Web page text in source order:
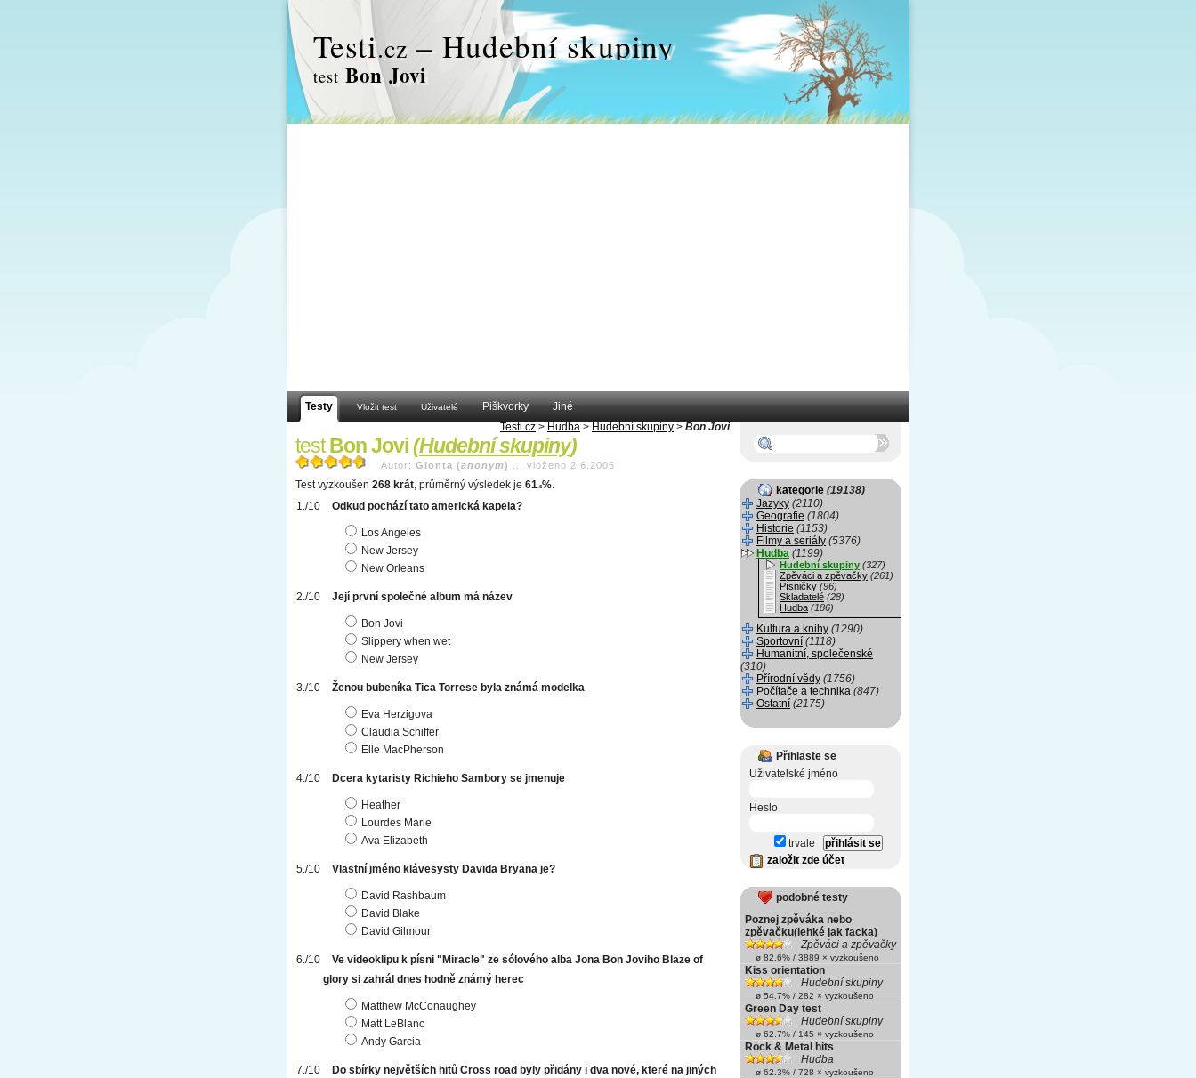
Testi.cz – Hudební skupiny
test Bon Jovi
Testy Vložit test Uživatelé Piškvorky
Jiné
Testi.cz > Hudba > Hudební skupiny > Bon Jovi
testBon Jovi(Hudební skupiny)
Autor: Gionta (anonym) vloženo 2.6.2006
Test vyzkoušen 268 krát, průměrný výsledek je 61 .6%.
Odkud pochází tato americká kapela?
Los Angeles
New Jersey
New Orleans
Její první společné album má název
Bon Jovi
Slippery when wet
New Jersey
Ženou bubeníka Tica Torrese byla známá modelka
Eva Herzigova
Claudia Schiffer
Elle MacPherson
Dcera kytaristy Richieho Sambory se jmenuje
Heather
Lourdes Marie
Ava Elizabeth
Vlastní jméno klávesysty Davida Bryana je?
David Rashbaum
David Blake
David Gilmour
Ve videoklipu k písni "Miracle" ze sólového alba Jona Bon Joviho Blaze of
glory si zahrál dnes hodně známý herec
Matthew McConaughey
Matt LeBlanc
Andy Garcia
Do sbírky největších hitů Cross road byly přidány i dva nové, které na jiných
kategorie (19138)
Jazyky (2110)
Geografie (1804)
Historie (1153)
Filmy a seriály (5376)
Hudba (1199)
Hudební skupiny (327)
Zpěváci a zpěvačky (261)
Písničky (96)
Skladatelé (28)
Hudba (186)
Kultura a knihy (1290)
Sportovní (1118)
Humanitní, společenské
(310)
Přírodní vědy (1756)
Počítače a technika (847)
Ostatní (2175)
Přihlaste se
Uživatelské jméno
Heslo
trvale
založit zde účet
podobné testy
Poznej zpěváka nebo
zpěvačku(lehké jak facka)
Zpěváci a zpěvačky
ø 82.6% / 3889 × vyzkoušeno
Kiss orientation
Hudební skupiny
ø 54.7% / 282 × vyzkoušeno
Green Day test
Hudební skupiny
ø 62.7% / 145 × vyzkoušeno
Rock & Metal hits
Hudba
ø 62.3% / 728 × vyzkoušeno